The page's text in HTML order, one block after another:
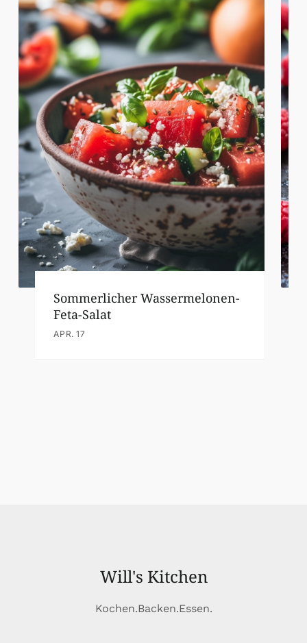
Sommerlicher Wassermelonen-
Feta-Salat
APR. 17
Will's Kitchen
Kochen.Backen.Essen.